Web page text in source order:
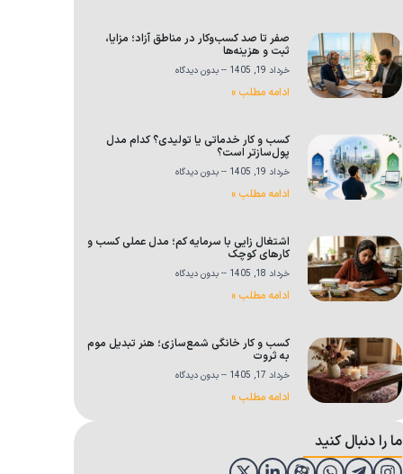
صفر تا صد کسب‌وکار در مناطق آزاد؛ مزایا،
ثبت و هزینه‌ها
خرداد 19, 1405 بدون دیدگاه
ادامه مطلب »
کسب و کار خدماتی یا تولیدی؟ کدام مدل
پول‌سازتر است؟
خرداد 19, 1405 بدون دیدگاه
ادامه مطلب »
اشتغال زایی با سرمایه کم؛ مدل عملی کسب و
کارهای کوچک
خرداد 18, 1405 بدون دیدگاه
ادامه مطلب »
کسب و کار خانگی شمع‌سازی؛ هنر تبدیل موم
به ثروت
خرداد 17, 1405 بدون دیدگاه
ادامه مطلب »
ما را دنبال کنید